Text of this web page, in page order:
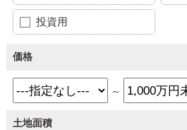
投資用
価格
～
土地面積